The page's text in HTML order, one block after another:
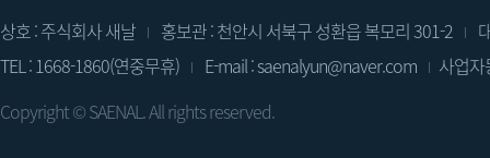
상호 : 주식회사 새날 홍보관 : 천안시 서북구 성환읍 복모리 301-2
TEL : 1668-1860(연중무휴)
E-mail : saenalyun@naver.com
사업
Copyright ©SAENAL.All rights reserved.